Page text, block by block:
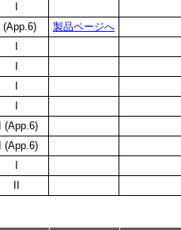
I (App.6)
製品ページへ
II (App.6)
II (App.6)